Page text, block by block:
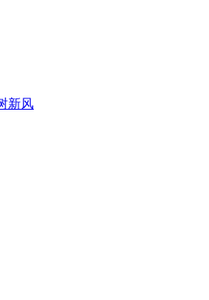
新风